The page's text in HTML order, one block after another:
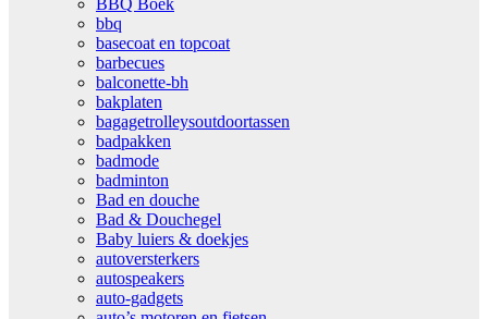
BBQ Boek
bbq
basecoat en topcoat
barbecues
balconette-bh
bakplaten
bagagetrolleysoutdoortassen
badpakken
badmode
badminton
Bad en douche
Bad & Douchegel
Baby luiers & doekjes
autoversterkers
autospeakers
auto-gadgets